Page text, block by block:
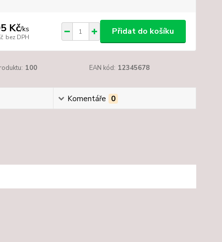
Kč/ks
bez DPH
Přidat do košíku
100 EAN kód: 12345678
Komentáře 0